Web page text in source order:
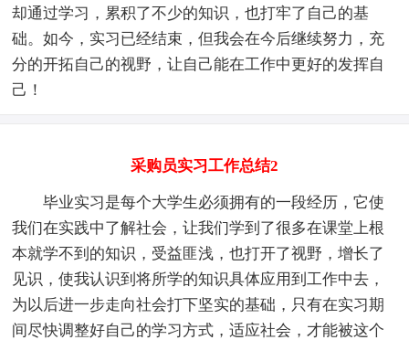
却通过学习，累积了不少的知识，也打牢了自己的基
础。如今，实习已经结束，但我会在今后继续努力，充
分的开拓自己的视野，让自己能在工作中更好的发挥自
己！
采购员实习工作总结2
毕业实习是每个大学生必须拥有的一段经历，它使
我们在实践中了解社会，让我们学到了很多在课堂上根
本就学不到的知识，受益匪浅，也打开了视野，增长了
见识，使我认识到将所学的知识具体应用到工作中去，
为以后进一步走向社会打下坚实的基础，只有在实习期
间尽快调整好自己的学习方式，适应社会，才能被这个